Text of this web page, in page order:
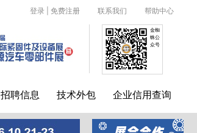
联系我们 帮助中心
登录 免费注册
招聘信息 技术外包 企业信用查询
金蜘
蛛公
众号